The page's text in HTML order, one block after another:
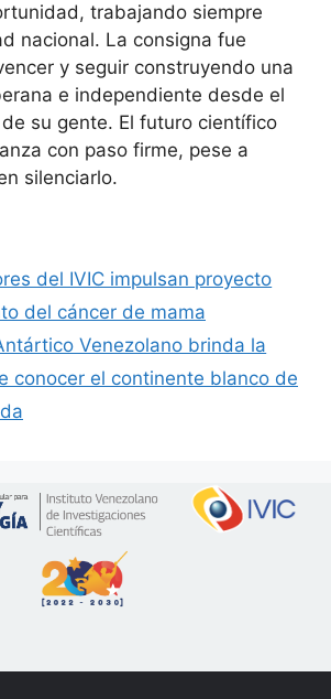
trabajando siempre
nacional. La consigna fue
y seguir construyendo una
e independiente desde el
su gente. El futuro científico
con paso firme, pese a
silenciarlo.
del IVIC impulsan proyecto
del cáncer de mama
Venezolano brinda la
conocer el continente blanco de